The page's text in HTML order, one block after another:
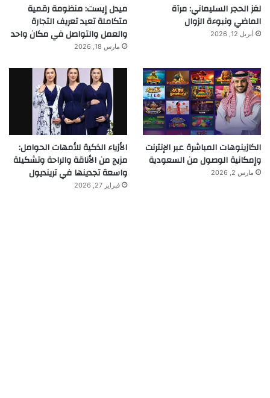
لغز الحجر السليماني: مرآة
الماضي ونبوءة الزوال
أبريل 12, 2026
ميدل إيست: منظومة رقمية
متكاملة تعيد تعريف التجارة
والعمل والتواصل في مكان واحد
مارس 18, 2026
الكازينوهات المباشرة عبر الإنترنت
وإمكانية الوصول من السعودية
مارس 2, 2026
الأزياء الذكية للأمهات الحوامل:
مزيج من الأناقة والراحة وتشكيلة
واسعة تجدينها في ترينديول
فبراير 27, 2026